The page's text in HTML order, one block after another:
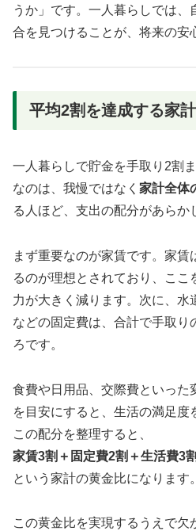
うか」です。一人暮らしでは、
合を見つけることが、将来の安
平均2割を達成する家
一人暮らしで貯金を手取り2割
なのは、我慢ではなく 家計全体
る人ほど、支出の配分があらか
まず重要なのが家賃です。家賃
るのが理想とされており、ここ
力が大きく減ります。次に、水
などの固定費は、合計で手取り
ろです。
食費や日用品、交際費といった
を目安にすると、生活の満足度
この配分を整理すると、
家賃3割＋固定費2割＋生活費3
という家計の黄金比になります。
この黄金比を実現するうえで欠